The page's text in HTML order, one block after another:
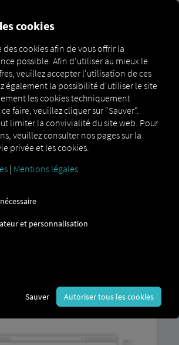
Fleetboard Connect
les services de Fleetboard
les véhicules concernés
la
une explication détaillée
de connecter facilement
vous-même.
cookies
des cookies afin de vous offrir la
possible. Afin d'utiliser au mieux le
veuillez accepter l'utilisation de ces
également la possibilité d'utiliser le site
les cookies techniquement
faire, veuillez cliquer sur "Sauver".
limiter la convivialité du site web. Pour
veuillez consulter nos pages sur la
privée et les cookies.
| Mentions légales
et personnalisation
Sauver Autoriser tous les cookies